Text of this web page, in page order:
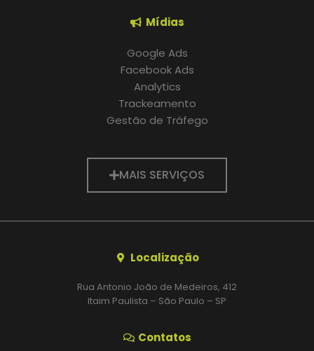
Mídias
Google Ads
Facebook Ads
Analytics
Trackeamento
Gestão de Tráfego
MAIS SERVIÇOS
Localização
Rua Antonio João de Medeiros, 412
Itaim Paulista – São Paulo – SP
Contatos